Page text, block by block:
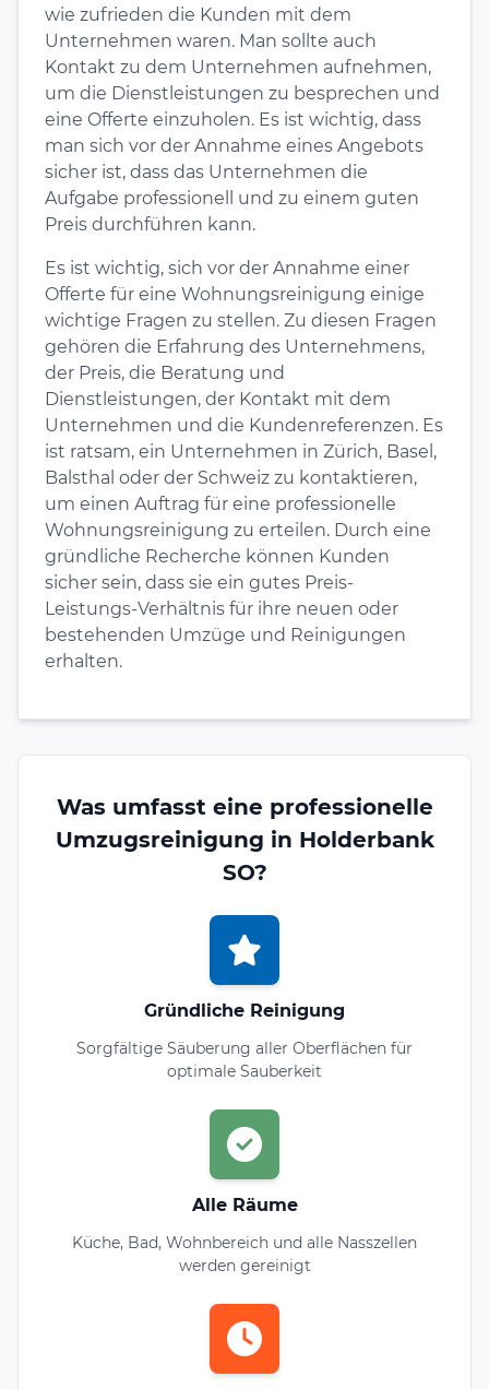
wie zufrieden die Kunden mit dem
Unternehmen waren. Man sollte auch
Kontakt zu dem Unternehmen aufnehmen,
um die Dienstleistungen zu besprechen und
eine Offerte einzuholen. Es ist wichtig, dass
man sich vor der Annahme eines Angebots
sicher ist, dass das Unternehmen die
Aufgabe professionell und zu einem guten
Preis durchführen kann.
Es ist wichtig, sich vor der Annahme einer
Offerte für eine Wohnungsreinigung einige
wichtige Fragen zu stellen. Zu diesen Fragen
gehören die Erfahrung des Unternehmens,
der Preis, die Beratung und
Dienstleistungen, der Kontakt mit dem
Unternehmen und die Kundenreferenzen. Es
ist ratsam, ein Unternehmen in Zürich, Basel,
Balsthal oder der Schweiz zu kontaktieren,
um einen Auftrag für eine professionelle
Wohnungsreinigung zu erteilen. Durch eine
gründliche Recherche können Kunden
sicher sein, dass sie ein gutes Preis-
Leistungs-Verhältnis für ihre neuen oder
bestehenden Umzüge und Reinigungen
erhalten.
Was umfasst eine professionelle
Umzugsreinigung in Holderbank
SO?
Gründliche Reinigung
Sorgfältige Säuberung aller Oberflächen für
optimale Sauberkeit
Alle Räume
Küche, Bad, Wohnbereich und alle Nasszellen
werden gereinigt